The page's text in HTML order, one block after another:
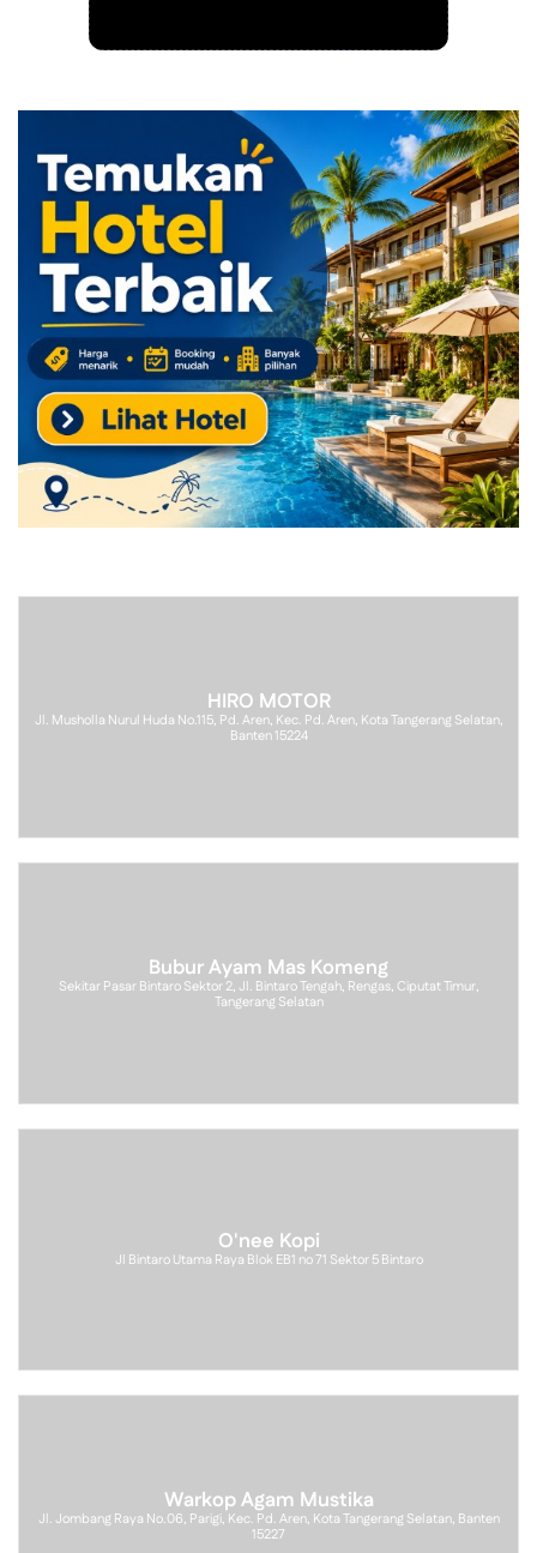
HIRO MOTOR
Jl. Musholla Nurul Huda No.115, Pd. Aren, Kec. Pd. Aren, Kota Tangerang Selatan,
Banten 15224
Bubur Ayam Mas Komeng
Sekitar Pasar Bintaro Sektor 2, Jl. Bintaro Tengah, Rengas, Ciputat Timur,
Tangerang Selatan
O'nee Kopi
Jl Bintaro Utama Raya Blok EB1 no 71 Sektor 5 Bintaro
Warkop Agam Mustika
Jl. Jombang Raya No.06, Parigi, Kec. Pd. Aren, Kota Tangerang Selatan, Banten
15227